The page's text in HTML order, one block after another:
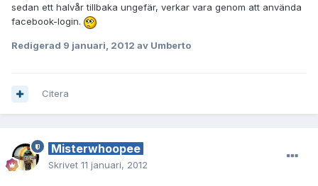
sedan ett halvår tillbaka ungefär, verkar vara genom att använda
facebook-login.
Redigerad 9 januari, 2012 av Umberto
Citera
Misterwhoopee
Skrivet 11 januari, 2012